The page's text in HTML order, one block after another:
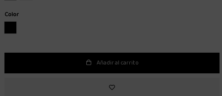
Color
Añadir al carrito